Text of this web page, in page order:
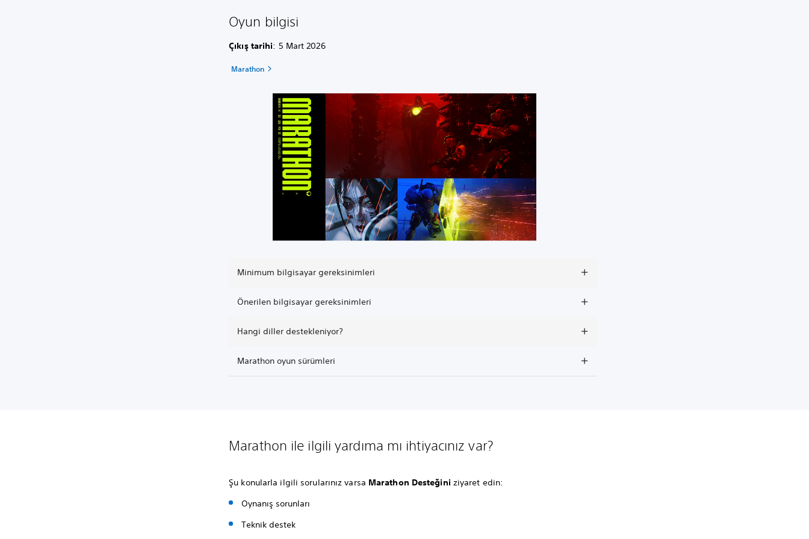
Oyun bilgisi
Çıkış tarihi: 5 Mart 2026
Marathon
Minimum bilgisayar gereksinimleri
Önerilen bilgisayar gereksinimleri
Hangi diller destekleniyor?
Marathon oyun sürümleri
Marathon ile ilgili yardıma mı ihtiyacınız var?
Şu konularla ilgili sorularınız varsa Marathon Desteğini ziyaret edin:
Oynanış sorunları
Teknik destek